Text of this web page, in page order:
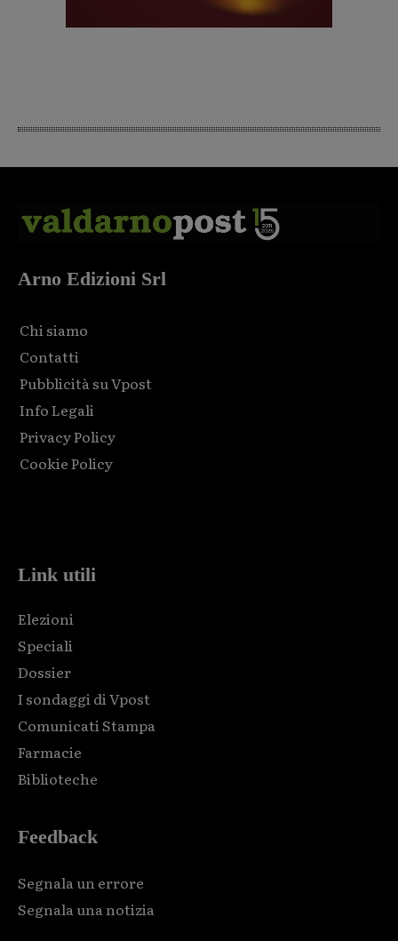
Arno Edizioni Srl
Chi siamo
Contatti
Pubblicità su Vpost
Info Legali
Privacy Policy
Cookie Policy
Link utili
Elezioni
Speciali
Dossier
I sondaggi di Vpost
Comunicati Stampa
Farmacie
Biblioteche
Feedback
Segnala un errore
Segnala una notizia